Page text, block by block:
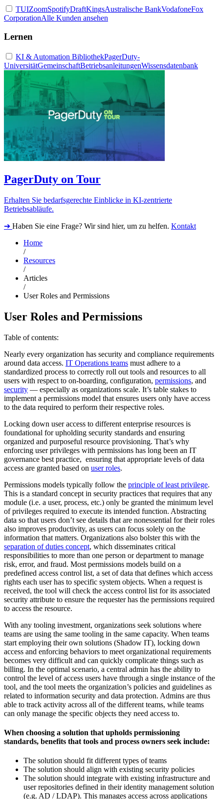
TUIZoomSpotifyDraftKingsAustralische BankVodafoneFox
CorporationAlle Kunden ansehen
Lernen
KI & Automation BibliothekPagerDuty-
UniversitätGemeinschaftBetriebsanleitungenWissensdatenbank
PagerDuty on Tour
Erhalten Sie bedarfsgerechte Einblicke in KI-zentrierte
Betriebsabläufe.
➔ Haben Sie eine Frage? Wir sind hier, um zu helfen. Kontakt
Home
/
Resources
/
Articles
/
User Roles and Permissions
User Roles and Permissions
Table of contents:
Nearly every organization has security and compliance requirements
around data access. IT Operations teams must adhere to a
standardized process to correctly roll out tools and resources to all
users with respect to on-boarding, configuration, permissions, and
security — especially as organizations scale. It’s table stakes to
implement a permissions model that ensures users only have access
to the data required to perform their respective roles.
Locking down user access to different enterprise resources is
foundational for upholding security standards and ensuring
organized and purposeful resource provisioning. That’s why
enforcing user privileges with permissions has long been an IT
governance best practice, ensuring that appropriate levels of data
access are granted based on user roles.
Permissions models typically follow the principle of least privilege.
This is a standard concept in security practices that requires that any
module (i.e. a user, process, etc.) only be granted the minimum level
of privileges required to execute its intended function. Abstracting
data so that users don’t see details that are nonessential for their roles
also improves productivity, as users can focus solely on the
information that matters. Organizations also bolster this with the
separation of duties concept, which disseminates critical
responsibilities to more than one person or department to manage
risk, error, and fraud. Most permissions models build on a
predefined access control list, a set of data that defines which access
rights each user has to specific system objects. When a request is
received, the tool will check the access control list for its associated
security attribute to ensure the requester has the permissions required
to access the resource.
With any tooling investment, organizations seek solutions where
teams are using the same tooling in the same capacity. When teams
start employing their own solutions (Shadow IT), locking down
access and enforcing behaviors to meet organizational requirements
becomes very difficult and can quickly complicate things such as
billing. In the optimal scenario, a central admin has the ability to
control the level of access users have through a single instance of the
tool, and the tool meets the organization’s policies and guidelines as
related to information security and data protection. Admins are thus
able to track activity across all of the different teams, while teams
can only manage the specific objects they need access to.
When choosing a solution that upholds permissioning
standards, benefits that tools and process owners seek include:
The solution should fit different types of teams
The solution should align with existing security policies
The solution should integrate with existing infrastructure and
user repositories defined in their identity management solution
(e.g. AD / LDAP). This manages access across applications